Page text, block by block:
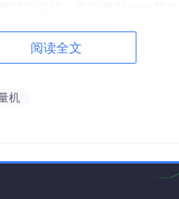
阅读全文
机